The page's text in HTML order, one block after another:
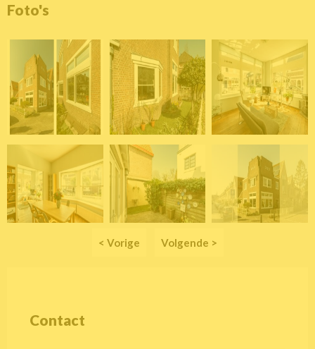
Foto's
< Vorige Volgende >
Contact